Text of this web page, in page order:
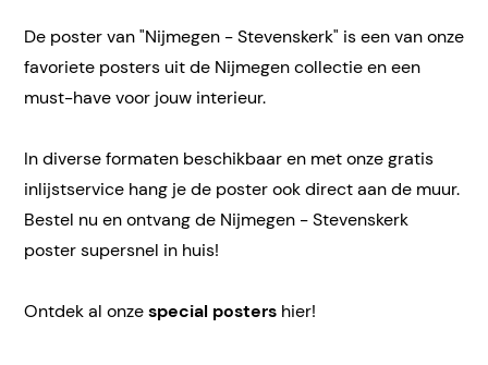
De poster van "Nijmegen - Stevenskerk" is een van onze
favoriete posters uit de Nijmegen collectie en een
must-have voor jouw interieur.
In diverse formaten beschikbaar en met onze gratis
inlijstservice hang je de poster ook direct aan de muur.
Bestel nu en ontvang de Nijmegen - Stevenskerk
poster supersnel in huis!
Ontdek al onzespecial posters hier!